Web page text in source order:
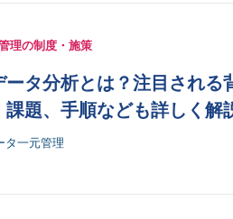
理の制度・施策
ータ分析とは？注目される
課題、手順なども詳しく解
タ一元管理